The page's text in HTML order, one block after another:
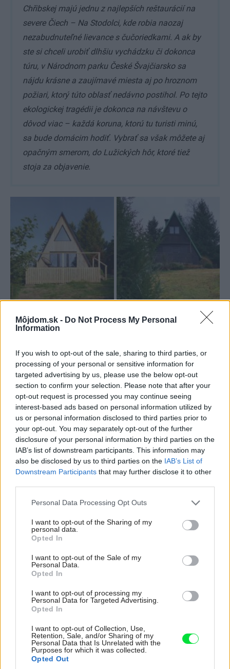
Môjdom.sk - Do Not Process My Personal
Information
If you wish to opt-out of the sale, sharing to third parties, or
processing of your personal or sensitive information for
targeted advertising by us, please use the below opt-out
section to confirm your selection. Please note that after your
opt-out request is processed you may continue seeing
interest-based ads based on personal information utilized by
us or personal information disclosed to third parties prior to
your opt-out. You may separately opt-out of the further
disclosure of your personal information by third parties on the
IAB’s list of downstream participants. This information may
also be disclosed by us to third parties on the IAB’s List of
Downstream Participants that may further disclose it to other
Please note that this website/app uses one or more Google
not limited to your visit or usage behaviour. You may click to
grant or deny consent to Google and its third-party tags to
use your data for below specified purposes in below Google
consent section.
Personal Data Processing Opt Outs
I want to opt-out of the Sharing of my
personal data.
Opted In
I want to opt-out of the Sale of my
Personal Data.
Opted In
I want to opt-out of processing my
Personal Data for Targeted Advertising.
Opted In
I want to opt-out of Collection, Use,
Retention, Sale, and/or Sharing of my
Personal Data that Is Unrelated with the
Purposes for which it was collected.
Opted Out
Chřibskej majú jednu z najlepších reštaurácií na
severe Čiech – Na Stodolci, kde robia naozaj
nezabudnuteľné lievance s čučoriedkami. A ak by
ste si chceli urobiť dlhšiu vychádzku či dokonca
túru, v Národnom parku České Švajčiarsko sa
nájdu krásne a zaujímavé miesta aj po hroznom
požiari, ktorý túto oblasť nedávno postihol. Po tejto
ekologickej tragédii je dokonca na návštevu o
dôvod viac – každá koruna, ktorú tu turisti minú,
sa bude domácim hodiť. Vybrať sa však môžete aj
opačným smerom, do Lužických hôr, ktoré tiež
stoja za objavenie.
Text: Martina Baumann z Amazing Places a Erika
Kuhnová